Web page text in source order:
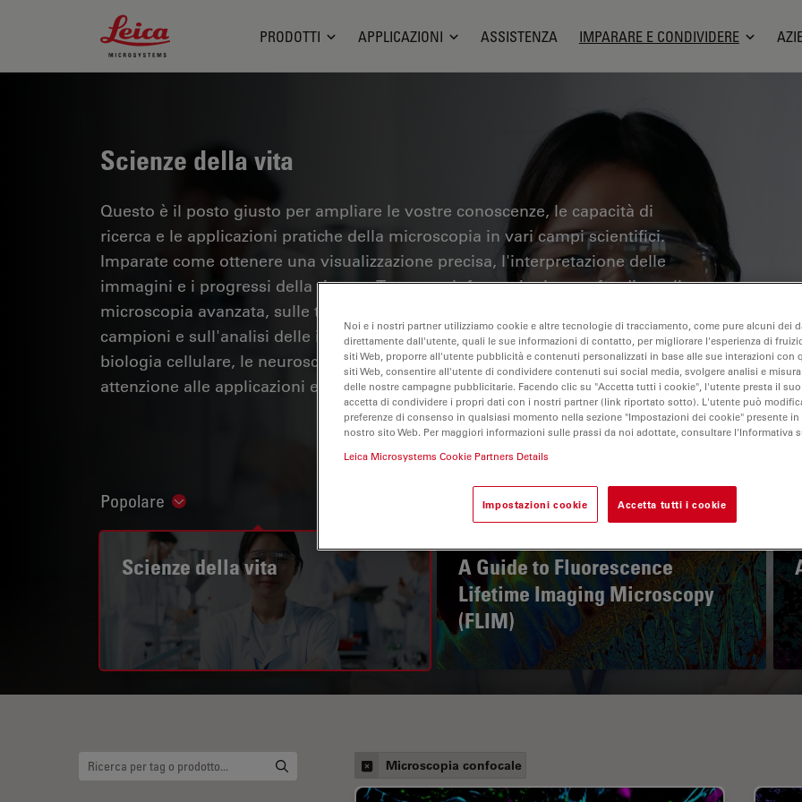
Leica Microsystems Logo
PRODOTTI APPLICAZIONI ASSISTENZA IMPARARE E CONDIVIDERE
Scienze della vita
Questo è il posto giusto per ampliare le vostre conoscenze, le capacità di
ricerca e le applicazioni pratiche della microscopia in vari campi scientifici.
Imparate come ottenere una visualizzazione precisa, l'interpretazione delle
immagini e i progressi della ricerca. Troverete informazioni approfondite sulla
microscopia avanzata, sulle tecniche di imaging, sulla preparazione dei
campioni e sull'analisi delle immagini. Gli argomenti trattati comprendono la
biologia cellulare, le neuroscienze e la ricerca sul cancro, con particolare
attenzione alle applicazioni e alle innovazioni più avanzate.
Popolare Show subnavigation
Scienze della vita
A Guide to Fluorescence
Lifetime Imaging Microscopy
(FLIM)
Microscopia confocale
Noi e i nostri partner utilizziamo cookie e altre tecnologie di tracciamento, come pure alcuni dei
direttamente dall'utente, quali le sue informazioni di contatto, per migliorare l'esperienza di
siti Web, proporre all'utente pubblicità e contenuti personalizzati in base alle sue interazioni con
siti Web, consentire all'utente di condividere contenuti sui social media, svolgere analisi e
delle nostre campagne pubblicitarie. Facendo clic su "Accetta tutti i cookie", l'utente presta il
accetta di condividere i propri dati con i nostri partner (link riportato sotto). L'utente può
preferenze di consenso in qualsiasi momento nella sezione "Impostazioni dei cookie" presente
nostro sito Web. Per maggiori informazioni sulle prassi da noi adottate, consultare l'Informativa
Leica Microsystems Cookie Partners Details
Impostazioni cookie Accetta tutti i cookie